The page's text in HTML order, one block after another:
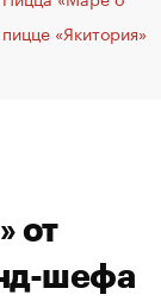
«Якитория»
от
шефа